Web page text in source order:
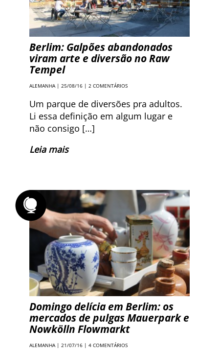
Berlim: Galpões abandonados
viram arte e diversão no Raw
Tempel
ALEMANHA | 25/08/16 | 2 COMENTÁRIOS
Um parque de diversões pra adultos.
Li essa definição em algum lugar e
não consigo […]
Leia mais
Domingo delícia em Berlim: os
mercados de pulgas Mauerpark e
Nowkölln Flowmarkt
ALEMANHA| 21/07/16 | 4 COMENTÁRIOS